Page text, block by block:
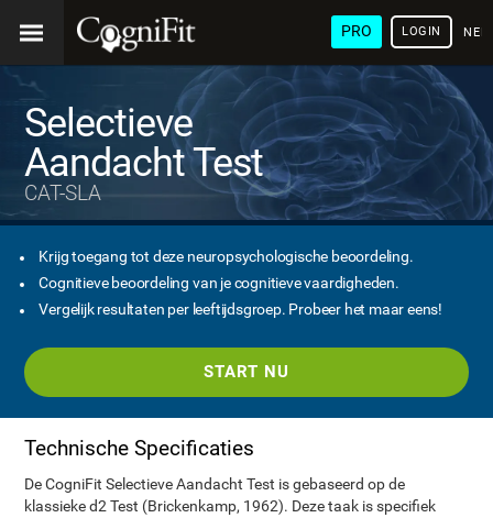
PRO LOGIN
Selectieve
Aandacht Test
CAT-SLA
Krijg toegang tot deze neuropsychologische beoordeling.
Cognitieve beoordeling van je cognitieve vaardigheden.
Vergelijk resultaten per leeftijdsgroep. Probeer het maar eens!
START NU
Technische Specificaties
De CogniFit Selectieve Aandacht Test is gebaseerd op de
klassieke d2 Test (Brickenkamp, 1962). Deze taak is specifiek